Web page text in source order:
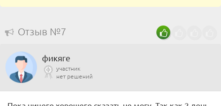
Отзыв №7
фикяге
участник
нет решений